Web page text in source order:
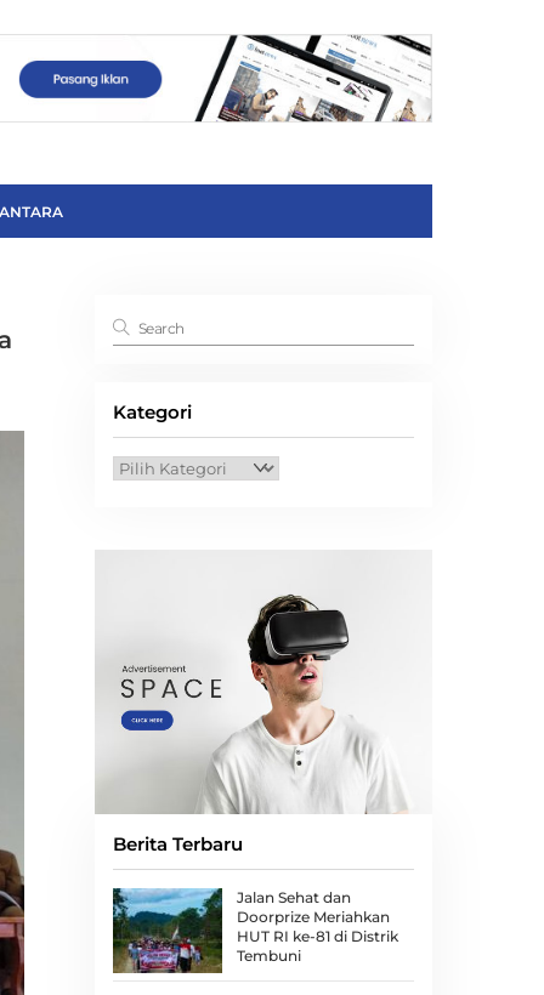
Kategori
Kategori
Berita Terbaru
Jalan Sehat dan
Doorprize Meriahkan
HUT RI ke-81 di Distrik
Tembuni